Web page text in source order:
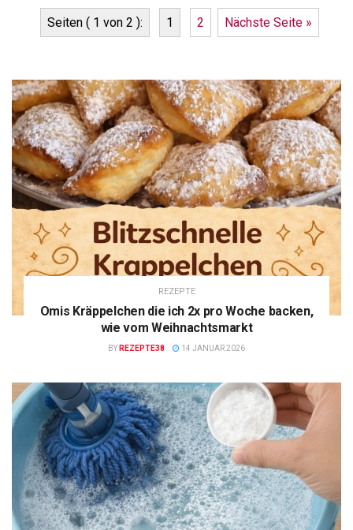
Seiten ( 1 von 2 ): 1 2 Nächste Seite »
REZEPTE
Omis Kräppelchen die ich 2x pro Woche backen,
wie vom Weihnachtsmarkt
BY REZEPTE38 14 JANUAR 2026